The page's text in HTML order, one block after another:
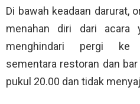
Di bawah keadaan darurat,
menahan diri dari acara
menghindari pergi ke
sementara restoran dan
pukul 20.00 dan tidak